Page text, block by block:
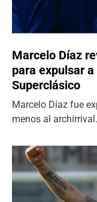
Marcelo Díaz
para expulsar
Superclásico
Marcelo Díaz fue
menos al archirrival.